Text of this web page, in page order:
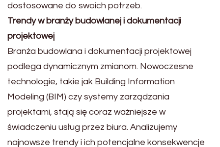
dostosowane do swoich potrzeb.
Trendy w branży budowlanej i dokumentacji
projektowej
Branża budowlana i dokumentacji projektowej
podlega dynamicznym zmianom. Nowoczesne
technologie, takie jak Building Information
Modeling (BIM) czy systemy zarządzania
projektami, stają się coraz ważniejsze w
świadczeniu usług przez biura. Analizujemy
najnowsze trendy i ich potencjalne konsekwencje